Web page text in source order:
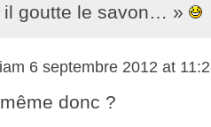
il goutte le savon… »
6 septembre 2012 at
donc ?